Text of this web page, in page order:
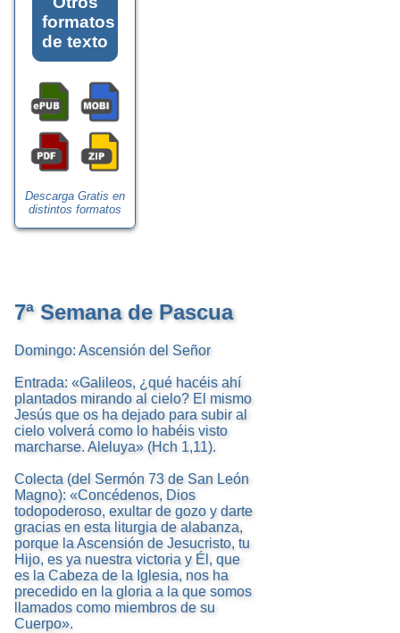
formatos
de texto
Descarga Gratis en
distintos formatos
7ª Semana de Pascua
Domingo: Ascensión del Señor
Entrada: «Galileos, ¿qué hacéis ahí
plantados mirando al cielo? El mismo
Jesús que os ha dejado para subir al
cielo volverá como lo habéis visto
marcharse. Aleluya» (Hch 1,11).
Colecta (del Sermón 73 de San León
Magno): «Concédenos, Dios
todopoderoso, exultar de gozo y darte
gracias en esta liturgia de alabanza,
porque la Ascensión de Jesucristo, tu
Hijo, es ya nuestra victoria y Él, que
es la Cabeza de la Iglesia, nos ha
precedido en la gloria a la que somos
llamados como miembros de su
Cuerpo».